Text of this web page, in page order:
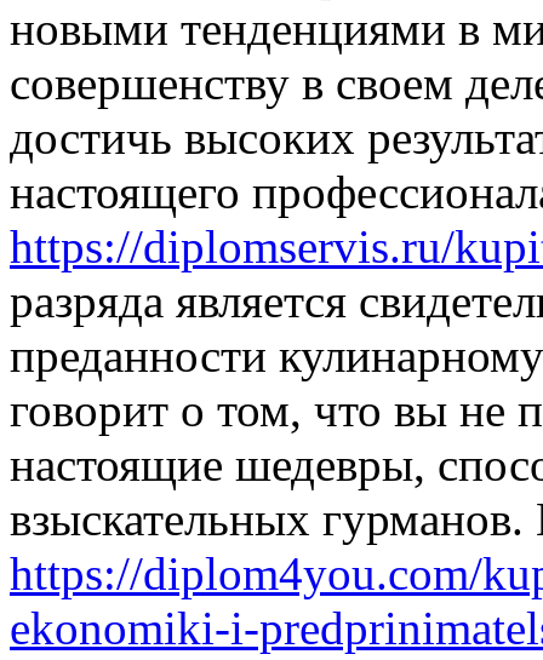
новыми тенденциями в
совершенству в своем
достичь высоких
настоящего
https://diplomservis.ru/
разряда является
преданности
говорит о том, что вы не
настоящие шедевры,
взыскательных
https://diplom4you.com/
ekonomiki-i-